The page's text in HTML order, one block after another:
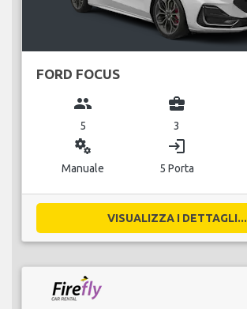
FORD FOCUS
group
5
business_center
3
miscellaneous_services
Manuale
login
5 Porta
VISUALIZZA I DETTAGLI...